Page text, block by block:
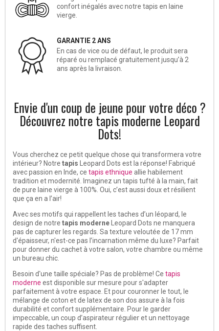
confort inégalés avec notre tapis en laine
vierge.
GARANTIE 2 ANS
En cas de vice ou de défaut, le produit sera
réparé ou remplacé gratuitement jusqu’à 2
ans après la livraison.
Envie d'un coup de jeune pour votre déco ?
Découvrez notre tapis moderne Leopard
Dots!
Vous cherchez ce petit quelque chose qui transformera votre
intérieur? Notre tapis Leopard Dots est la réponse! Fabriqué
avec passion en Inde, ce tapis ethnique allie habilement
tradition et modernité. Imaginez un tapis tufté à la main, fait
de pure laine vierge à 100%. Oui, c’est aussi doux et résilient
que ça en a l’air!
Avec ses motifs qui rappellent les taches d’un léopard, le
design de notre tapis moderne Leopard Dots ne manquera
pas de capturer les regards. Sa texture veloutée de 17 mm
d'épaisseur, n'est-ce pas l’incarnation même du luxe? Parfait
pour donner du cachet à votre salon, votre chambre ou même
un bureau chic.
Besoin d'une taille spéciale? Pas de problème! Ce tapis
moderne est disponible sur mesure pour s'adapter
parfaitement à votre espace. Et pour couronner le tout, le
mélange de coton et de latex de son dos assure à la fois
durabilité et confort supplémentaire. Pour le garder
impeccable, un coup d’aspirateur régulier et un nettoyage
rapide des taches suffisent.